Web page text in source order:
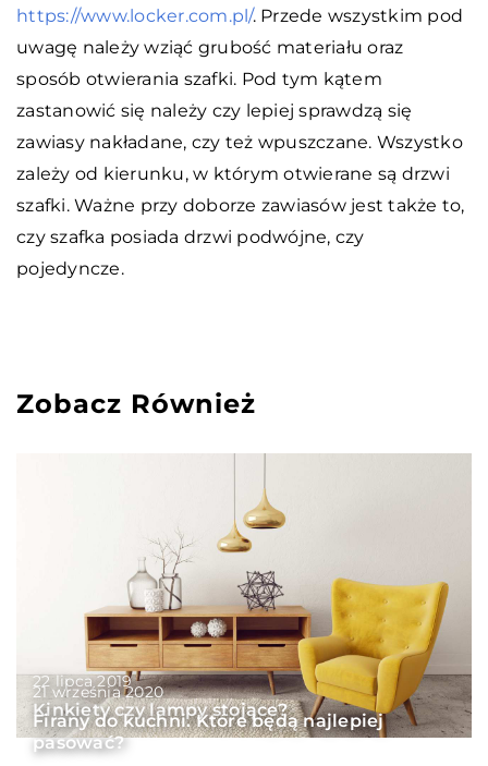
https://www.locker.com.pl/. Przede wszystkim pod
uwagę należy wziąć grubość materiału oraz
sposób otwierania szafki. Pod tym kątem
zastanowić się należy czy lepiej sprawdzą się
zawiasy nakładane, czy też wpuszczane. Wszystko
zależy od kierunku, w którym otwierane są drzwi
szafki. Ważne przy doborze zawiasów jest także to,
czy szafka posiada drzwi podwójne, czy
pojedyncze.
Zobacz Również
22 lipca 2019
Kinkiety czy lampy stojące?
21 września 2020
Firany do kuchni. Które będą najlepiej
pasować?